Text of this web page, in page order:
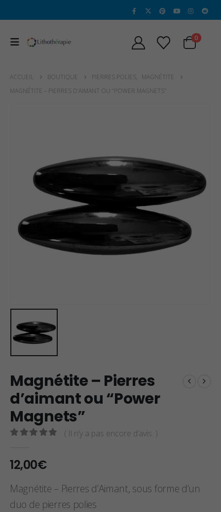
0
ACCUEIL BOUTIQUE PIERRES POLIES, MAGNÉTITE
MAGNÉTITE – PIERRES D’AIMANT OU “POWER MAGNETS”
Magnétite – Pierres
d’aimant ou “Power
Magnets”
( Il n’y a pas encore d’avis. )
12,00€
Magnétite – Pierres d’Aimant, sous forme d’un
duo de pierres polies